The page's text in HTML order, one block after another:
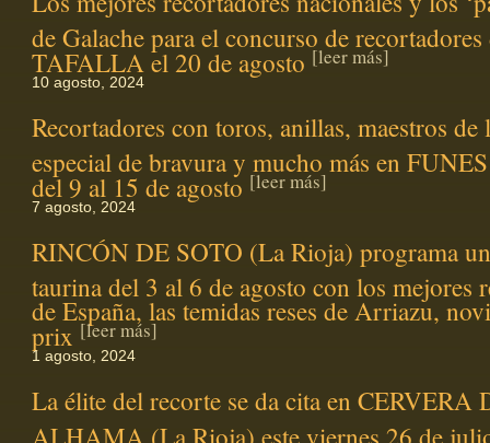
de Galache para el concurso de recortadores
TAFALLA el 20 de agosto [leer más]
10 agosto, 2024
Recortadores con toros, anillas, maestros de
especial de bravura y mucho más en
del 9 al 15 de agosto [leer más]
7 agosto, 2024
RINCÓN DE SOTO (La Rioja) programa
taurina del 3 al 6 de agosto con los mejores
de España, las temidas reses de Arriazu,
prix [leer más]
1 agosto, 2024
La élite del recorte se da cita en CERVERA
ALHAMA (La Rioja) este viernes 26 de